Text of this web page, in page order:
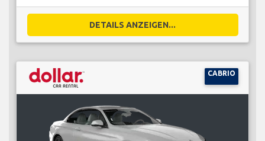
DETAILS ANZEIGEN...
CABRIO